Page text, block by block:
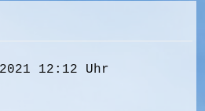
12:12 Uhr